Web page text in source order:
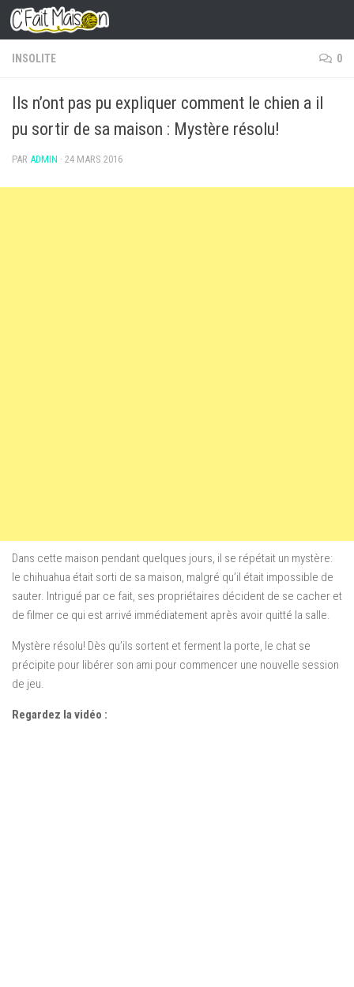
Skip to content
INSOLITE 0
Ils n’ont pas pu expliquer comment le chien a il
pu sortir de sa maison : Mystère résolu!
PAR ADMIN · 24 MARS 2016
Dans cette maison pendant quelques jours, il se répétait un mystère:
le chihuahua était sorti de sa maison, malgré qu’il était impossible de
sauter. Intrigué par ce fait, ses propriétaires décident de se cacher et
de filmer ce qui est arrivé immédiatement après avoir quitté la salle.
Mystère résolu! Dès qu’ils sortent et ferment la porte, le chat se
précipite pour libérer son ami pour commencer une nouvelle session
de jeu.
Regardez la vidéo :